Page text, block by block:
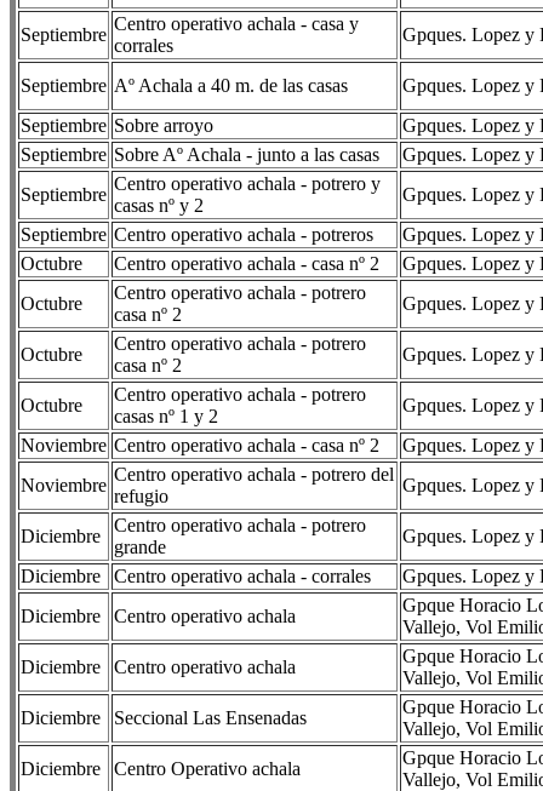
Septiembre
Centro operativo achala - casa y
corrales
Gpques. Lopez
Septiembre Aº Achala a 40 m. de las casas
Gpques. Lopez
Septiembre Sobre arroyo
Gpques. Lopez
Septiembre Sobre Aº Achala - junto a las casas
Gpques. Lopez
Septiembre
Centro operativo achala - potrero y
casas nº y 2
Gpques. Lopez
Septiembre Centro operativo achala - potreros
Gpques. Lopez
Octubre
Centro operativo achala - casa nº 2
Gpques. Lopez
Octubre
Centro operativo achala - potrero
casa nº 2
Gpques. Lopez
Octubre
Centro operativo achala - potrero
casa nº 2
Gpques. Lopez
Octubre
Centro operativo achala - potrero
casas nº 1 y 2
Gpques. Lopez
Noviembre Centro operativo achala - casa nº 2
Gpques. Lopez
Noviembre
Centro operativo achala - potrero del
refugio
Gpques. Lopez
Diciembre
Centro operativo achala - potrero
grande
Gpques. Lopez
Diciembre
Centro operativo achala - corrales
Gpques. Lopez
Diciembre
Centro operativo achala
Gpque Horacio
Vallejo, Vol
Diciembre
Centro operativo achala
Gpque Horacio
Vallejo, Vol
Diciembre
Seccional Las Ensenadas
Gpque Horacio
Vallejo, Vol
Diciembre
Centro Operativo achala
Gpque Horacio
Vallejo, Vol